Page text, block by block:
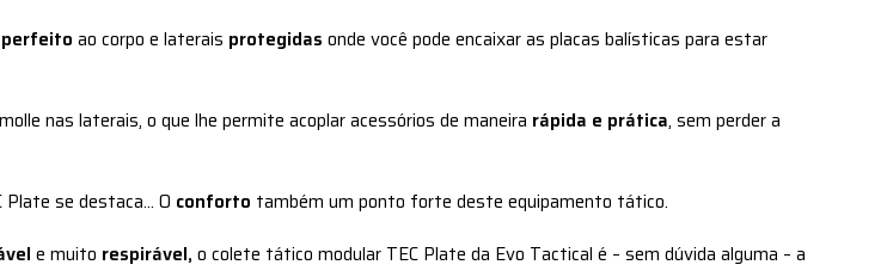
perfeito ao corpo e laterais protegidas onde você pode encaixar as placas balísticas para estar
nas laterais, o que lhe permite acoplar acessórios de maneira rápida e prática, sem perder a
se destaca… O conforto também um ponto forte deste equipamento tático.
e muito respirável, o colete tático modular TEC Plate da Evo Tactical é – sem dúvida alguma – a